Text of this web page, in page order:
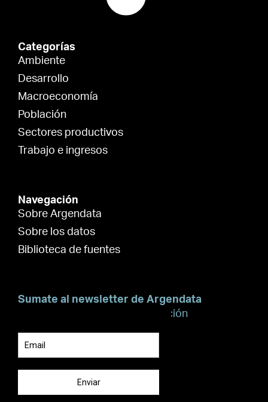
Categorías
Ambiente
Desarrollo
Macroeconomía
Población
Sectores productivos
Trabajo e ingresos
Navegación
Sobre Argendata
Sobre los datos
Biblioteca de fuentes
Sumate al newsletter de Argendata
Suscribite para recibir información
Enviar